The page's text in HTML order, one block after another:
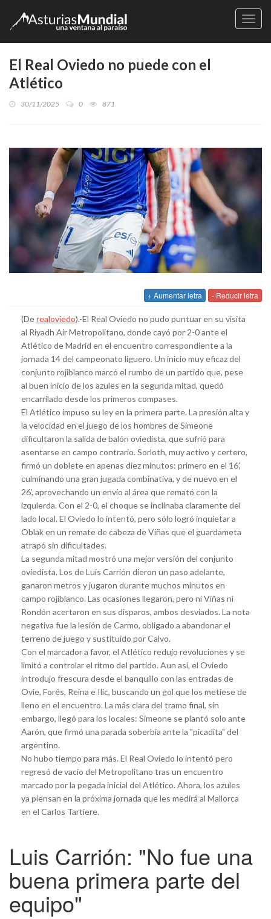
El Real Oviedo no puede con el
Atlético
30/11/2025 0 871
+ Aumentar letra - Reducir letra
(Derealoviedo).-El Real Oviedo no pudo puntuar en su visita
al Riyadh Air Metropolitano, donde cayó por 2-0 ante el
Atlético de Madrid en el encuentro correspondiente a la
jornada 14 del campeonato liguero. Un inicio muy eficaz del
conjunto rojiblanco marcó el rumbo de un partido que, pese
al buen inicio de los azules en la segunda mitad, quedó
encarrilado desde los primeros compases.
El Atlético impuso su ley en la primera parte. La presión alta y
la velocidad en el juego de los hombres de Simeone
dificultaron la salida de balón oviedista, que sufrió para
asentarse en campo contrario. Sorloth, muy activo y certero,
firmó un doblete en apenas diez minutos: primero en el 16’,
culminando una gran jugada combinativa, y de nuevo en el
26’, aprovechando un envío al área que remató con la
izquierda. Con el 2-0, el choque se inclinaba claramente del
lado local. El Oviedo lo intentó, pero sólo logró inquietar a
Oblak en un remate de cabeza de Viñas que el guardameta
atrapó sin dificultades.
La segunda mitad mostró una mejor versión del conjunto
oviedista. Los de Luis Carrión dieron un paso adelante,
ganaron metros y jugaron durante muchos minutos en
campo rojiblanco. Las ocasiones llegaron, pero ni Viñas ni
Rondón acertaron en sus disparos, ambos desviados. La nota
negativa fue la lesión de Carmo, obligado a abandonar el
terreno de juego y sustituido por Calvo.
Con el marcador a favor, el Atlético redujo revoluciones y se
limitó a controlar el ritmo del partido. Aun así, el Oviedo
introdujo frescura desde el banquillo con las entradas de
Ovie, Forés, Reina e Ilic, buscando un gol que los metiese de
lleno en el encuentro. La más clara del tramo final, sin
embargo, llegó para los locales: Simeone se plantó solo ante
Aarón, que firmó una parada soberbia ante la "picadita" del
argentino.
No hubo tiempo para más. El Real Oviedo lo intentó pero
regresó de vacío del Metropolitano tras un encuentro
marcado por la pegada inicial del Atlético. Ahora, los azules
ya piensan en la próxima jornada que les medirá al Mallorca
en el Carlos Tartiere.
Luis Carrión: "No fue una
buena primera parte del
equipo"